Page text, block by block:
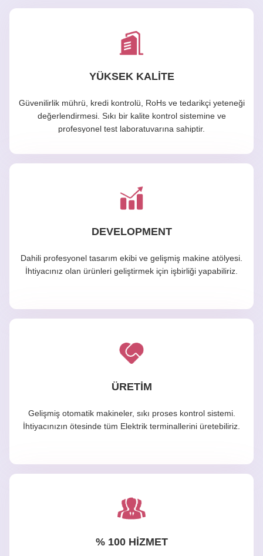
YÜKSEK KALITE
Güvenilirlik mührü, kredi kontrolü, RoHs ve tedarikçi yeteneği
değerlendirmesi. Sıkı bir kalite kontrol sistemine ve
profesyonel test laboratuvarına sahiptir.
DEVELOPMENT
Dahili profesyonel tasarım ekibi ve gelişmiş makine atölyesi.
İhtiyacınız olan ürünleri geliştirmek için işbirliği yapabiliriz.
ÜRETIM
Gelişmiş otomatik makineler, sıkı proses kontrol sistemi.
İhtiyacınızın ötesinde tüm Elektrik terminallerini üretebiliriz.
% 100 HIZMET